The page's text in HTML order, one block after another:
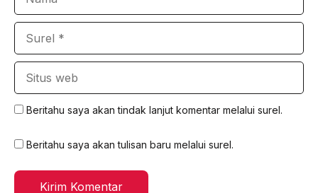
Beritahu saya akan tindak lanjut komentar melalui surel.
Beritahu saya akan tulisan baru melalui surel.